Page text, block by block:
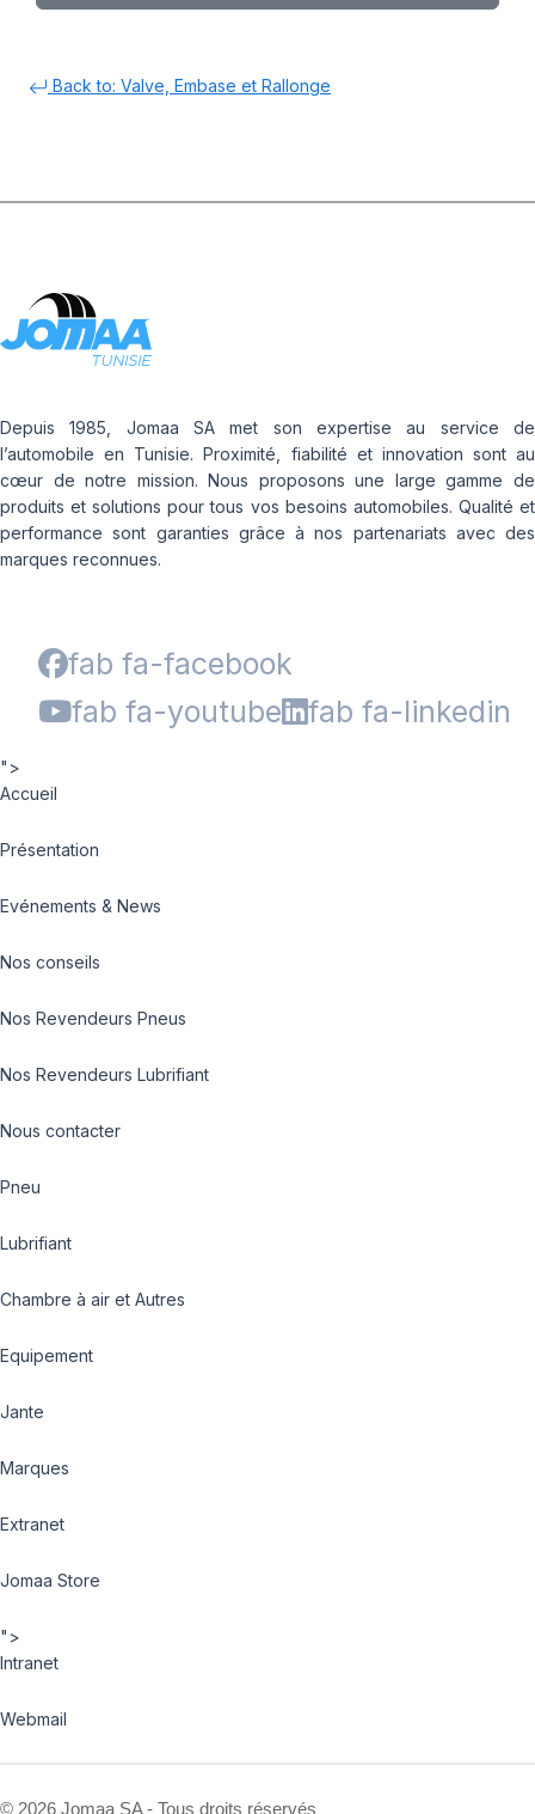
Back to: Valve, Embase et Rallonge
Depuis 1985, Jomaa SA met son expertise au service de
l’automobile en Tunisie. Proximité, fiabilité et innovation sont au
cœur de notre mission. Nous proposons une large gamme de
produits et solutions pour tous vos besoins automobiles. Qualité et
performance sont garanties grâce à nos partenariats avec des
marques reconnues.
fab fa-facebook
fab fa-youtube
fab fa-linkedin
">
Accueil
Présentation
Evénements & News
Nos conseils
Nos Revendeurs Pneus
Nos Revendeurs Lubrifiant
Nous contacter
Pneu
Lubrifiant
Chambre à air et Autres
Equipement
Jante
Marques
Extranet
Jomaa Store
">
Intranet
Webmail
© 2026 Jomaa SA - Tous droits réservés